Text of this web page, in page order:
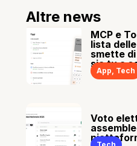
Altre news
MCP e
lista
smette
sia tu a
App, Tech
Voto